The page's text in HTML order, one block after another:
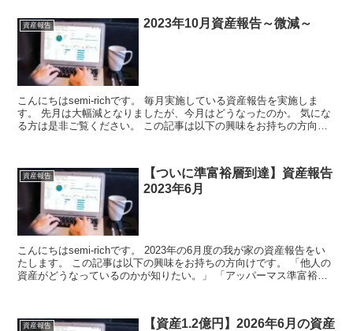
資産報告 2023年10月資産報告～微減～
こんにちはsemi-richです。 毎月実施している資産報告を実施しま
す。 先月は大幅減となりましたが、今月はどうなったのか。 気にな
る方は是非ご覧ください。 この記事は以下の興味をお持ちの方向け
資産報告
【ついに準富裕層到達】資産報告
2023年6月
こんにちはsemi-richです。 2023年の6月度の我が家の資産報告をい
たします。 この記事は以下の興味をお持ちの方向けです。 「他人の
資産がどうなっているのかが知りたい。」 「アッパーマス準富裕層
資産報告
【資産1.2億円】2026年6月の資産